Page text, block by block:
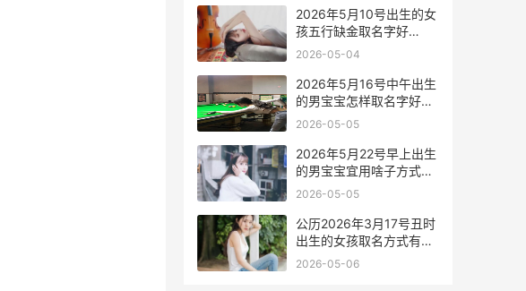
2026年5月10号出生的女
孩五行缺金取名字好
2026年五月十日阴历是几
2026-05-04
2026年5月16号中午出生
的男宝宝怎样取名字好听
2026年5月15日什么大会
2026-05-05
2026年5月22号早上出生
的男宝宝宜用啥子方式取
名好 2026年5月22日出
2026-05-05
公历2026年3月17号丑时
出生的女孩取名方式有哪
些 公历2026年3月7日
2026-05-06